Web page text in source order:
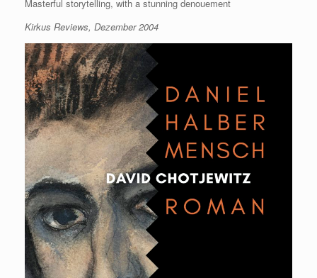
Masterful storytelling, with a stunning denouement
Kirkus Reviews, Dezember 2004